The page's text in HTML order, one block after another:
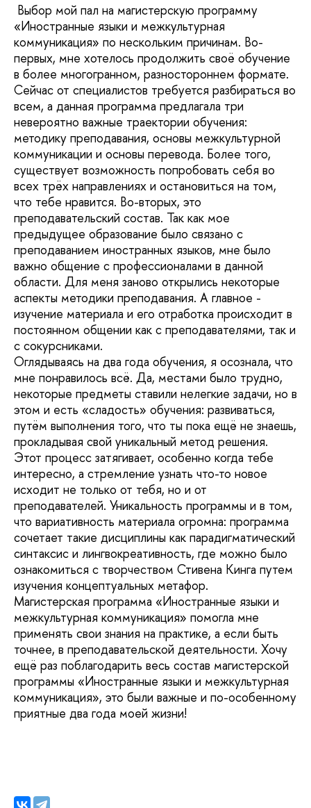
Выбор мой пал на магистерскую программу
«Иностранные языки и межкультурная
коммуникация» по нескольким причинам. Во-
первых, мне хотелось продолжить своё обучение
в более многогранном, разностороннем формате.
Сейчас от специалистов требуется разбираться во
всем, а данная программа предлагала три
невероятно важные траектории обучения:
методику преподавания, основы межкультурной
коммуникации и основы перевода. Более того,
существует возможность попробовать себя во
всех трёх направлениях и остановиться на том,
что тебе нравится. Во-вторых, это
преподавательский состав. Так как мое
предыдущее образование было связано с
преподаванием иностранных языков, мне было
важно общение с профессионалами в данной
области. Для меня заново открылись некоторые
аспекты методики преподавания. А главное -
изучение материала и его отработка происходит в
постоянном общении как с преподавателями, так и
с сокурсниками.
Оглядываясь на два года обучения, я осознала, что
мне понравилось всё. Да, местами было трудно,
некоторые предметы ставили нелегкие задачи, но в
этом и есть «сладость» обучения: развиваться,
путём выполнения того, что ты пока ещё не знаешь,
прокладывая свой уникальный метод решения.
Этот процесс затягивает, особенно когда тебе
интересно, а стремление узнать что-то новое
исходит не только от тебя, но и от
преподавателей. Уникальность программы и в том,
что вариативность материала огромна: программа
сочетает такие дисциплины как парадигматический
синтаксис и лингвокреативность, где можно было
ознакомиться с творчеством Стивена Кинга путем
изучения концептуальных метафор.
Магистерская программа «Иностранные языки и
межкультурная коммуникация» помогла мне
применять свои знания на практике, а если быть
точнее, в преподавательской деятельности. Хочу
ещё раз поблагодарить весь состав магистерской
программы «Иностранные языки и межкультурная
коммуникация», это были важные и по-особенному
приятные два года моей жизни!